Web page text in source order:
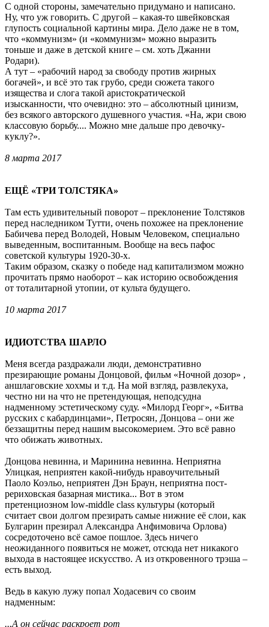
С одной стороны, замечательно придумано и написано.
Ну, что уж говорить. С другой – какая-то швейковская
глупость социальной картины мира. Дело даже не в том,
что «коммунизм» (и «коммунизм» можно выразить
тоньше и даже в детской книге – см. хоть Джанни
Родари).
А тут – «рабочий народ за свободу против жирных
богачей», и всё это так грубо, среди сюжета такого
изящества и слога такой аристократической
изысканности, что очевидно: это – абсолютный цинизм,
без всякого авторского душевного участия. «На, жри свою
классовую борьбу.... Можно мне дальше про девочку-
куклу?».
8 марта 2017
ЕЩЁ «ТРИ ТОЛСТЯКА»
Там есть удивительный поворот – преклонение Толстяков
перед наследником Тутти, очень похожее на преклонение
Бабичева перед Володей, Новым Человеком, специально
выведенным, воспитанным. Вообще на весь пафос
советской культуры 1920-30-х.
Таким образом, сказку о победе над капитализмом можно
прочитать прямо наоборот – как историю освобождения
от тоталитарной утопии, от культа будущего.
10 марта 2017
ИДИОТСТВА ШАРЛО
Меня всегда раздражали люди, демонстративно
презирающие романы Донцовой, фильм «Ночной дозор» ,
аншлаговские хохмы и т.д. На мой взгляд, развлекуха,
честно ни на что не претендующая, неподсудна
надменному эстетическому суду. «Милорд Георг», «Битва
русских с кабардинцами», Петросян, Донцова – они же
беззащитны перед нашим высокомерием. Это всё равно
что обижать животных.
Донцова невинна, и Маринина невинна. Неприятна
Улицкая, неприятен какой-нибудь нравоучительный
Паоло Коэльо, неприятен Дэн Браун, неприятна пост-
рериховская базарная мистика... Вот в этом
претенциозном low-middle class культуры (который
считает свои долгом презирать самые нижние её слои, как
Булгарин презирал Александра Анфимовича Орлова)
сосредоточено всё самое пошлое. Здесь ничего
неожиданного появиться не может, отсюда нет никакого
выхода в настоящее искусство. А из откровенного трэша –
есть выход.
Ведь в какую лужу попал Ходасевич со своим
надменным:
...А он сейчас раскроет рот